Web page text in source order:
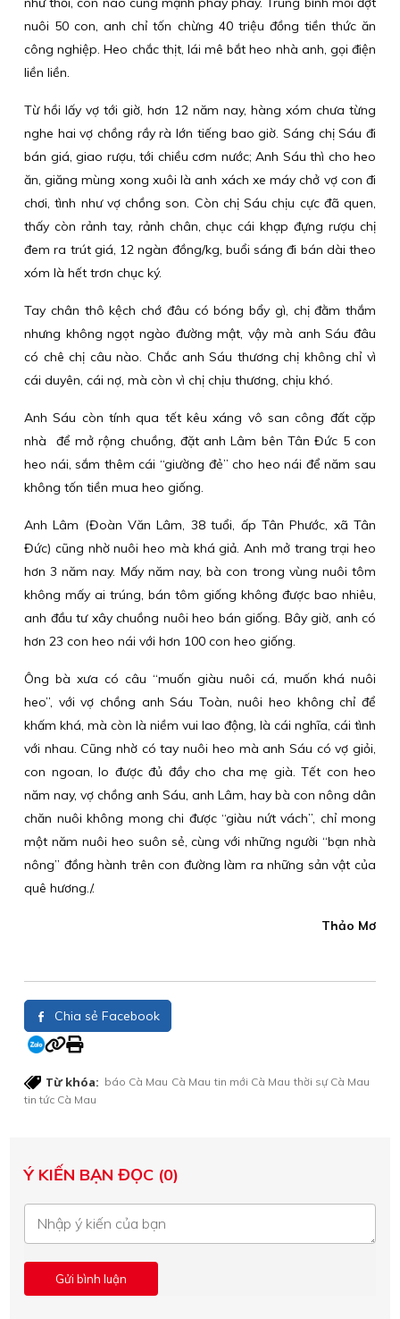
nuôi 50 con, anh chỉ tốn chừng 40 triệu đồng tiền thức ăn
công nghiệp. Heo chắc thịt, lái mê bắt heo nhà anh, gọi điện
liền liền.
Từ hồi lấy vợ tới giờ, hơn 12 năm nay, hàng xóm chưa từng
nghe hai vợ chồng rầy rà lớn tiếng bao giờ. Sáng chị Sáu đi
bán giá, giao rượu, tới chiều cơm nước; Anh Sáu thì cho heo
ăn, giăng mùng xong xuôi là anh xách xe máy chở vợ con đi
chơi, tình như vợ chồng son. Còn chị Sáu chịu cực đã quen,
thấy còn rảnh tay, rảnh chân, chục cái khạp đựng rượu chị
đem ra trút giá, 12 ngàn đồng/kg, buổi sáng đi bán dài theo
xóm là hết trơn chục ký.
Tay chân thô kệch chớ đâu có bóng bẩy gì, chị đằm thắm
nhưng không ngọt ngào đường mật, vậy mà anh Sáu đâu
có chê chị câu nào. Chắc anh Sáu thương chị không chỉ vì
cái duyên, cái nợ, mà còn vì chị chịu thương, chịu khó.
Anh Sáu còn tính qua tết kêu xáng vô san công đất cặp
nhà để mở rộng chuồng, đặt anh Lâm bên Tân Đức 5 con
heo nái, sắm thêm cái “giường đẻ” cho heo nái để năm sau
không tốn tiền mua heo giống.
Anh Lâm (Đoàn Văn Lâm, 38 tuổi, ấp Tân Phước, xã Tân
Đức) cũng nhờ nuôi heo mà khá giả. Anh mở trang trại heo
hơn 3 năm nay. Mấy năm nay, bà con trong vùng nuôi tôm
không mấy ai trúng, bán tôm giống không được bao nhiêu,
anh đầu tư xây chuồng nuôi heo bán giống. Bây giờ, anh có
hơn 23 con heo nái với hơn 100 con heo giống.
Ông bà xưa có câu “muốn giàu nuôi cá, muốn khá nuôi
heo”, với vợ chồng anh Sáu Toàn, nuôi heo không chỉ để
khấm khá, mà còn là niềm vui lao động, là cái nghĩa, cái tình
với nhau. Cũng nhờ có tay nuôi heo mà anh Sáu có vợ giỏi,
con ngoan, lo được đủ đầy cho cha mẹ già. Tết con heo
năm nay, vợ chồng anh Sáu, anh Lâm, hay bà con nông dân
chăn nuôi không mong chi được “giàu nứt vách”, chỉ mong
một năm nuôi heo suôn sẻ, cùng với những người “bạn nhà
nông” đồng hành trên con đường làm ra những sản vật của
quê hương./.
Thảo Mơ
Chia sẻ Facebook
Từ khóa: báo Cà Mau Cà Mau tin mới Cà Mau thời sự Cà Mau
tin tức Cà Mau
Ý KIẾN BẠN ĐỌC (0)